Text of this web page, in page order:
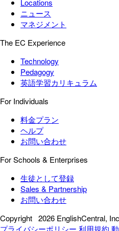
Locations
ニュース
マネジメント
The EC Experience
Technology
Pedagogy
英語学習カリキュラム
For Individuals
料金プラン
ヘルプ
お問い合わせ
For Schools & Enterprises
生徒として登録
Sales & Partnership
お問い合わせ
Copyright 2026 EnglishCentral,